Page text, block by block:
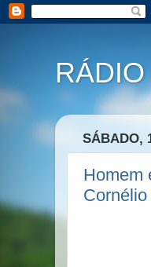
SÁBADO,
Homem